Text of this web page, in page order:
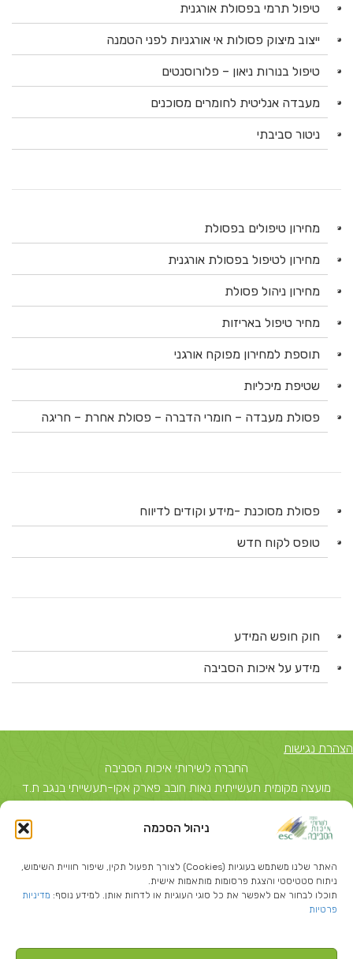
ניהול הסכמה
האתר שלנו משתמש בעוגיות (Cookies) לצורך תפעול תקין, שיפור חוויית השימוש,
ניתוח סטטיסטי והצגת פרסומות מותאמות אישית.
תוכלו לבחור אם לאפשר את כל סוגי העוגיות או לדחות אותן. למידע נוסף: מדיניות
פרטיות
טיפול תרמי בפסולת אורגנית
ייצוב מיצוק פסולות אי אורגניות לפני הטמנה
טיפול בנורות ניאון – פלורוסנטים
מעבדה אנליטית לחומרים מסוכנים
ניטור סביבתי
מחירון טיפולים בפסולת
מחירון לטיפול בפסולת אורגנית
מחירון ניהול פסולת
מחיר טיפול באריזות
תוספת למחירון מפוקח אורגני
שטיפת מיכליות
פסולת מעבדה – חומרי הדברה – פסולת אחרת – חריגה
פסולת מסוכנת -מידע וקודים לדיווח
טופס לקוח חדש
חוק חופש המידע
מידע על איכות הסביבה
הצהרת נגישות
החברה לשירותי איכות הסביבה
מועצה מקומית תעשייתית נאות חובב פארק אקו-תעשייתי בנגב ת.ד
יצחק שדה 40, תל אביב ת.ד 51631 תל אביב 67212 טל: 03-
5374850
info@escil.co.il